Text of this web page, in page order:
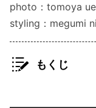
photo：tomoya
styling：megumi
もくじ